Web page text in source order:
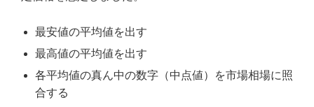
最安値の平均値を出す
最高値の平均値を出す
各平均値の真ん中の数字（中点値）を市場相場に照
合する